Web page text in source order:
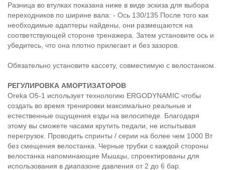
Разница во втулках показана ниже в виде эскиза для выбора
переходников по ширине вала: - Ось 130/135 После того как
необходимые адаптеры найдены, они размещаются на
соответствующей стороне тренажера. Затем установите ось и
убедитесь, что она плотно прилегает и без зазоров.
Обязательно установите кассету, совместимую с велостанком.
РЕГУЛИРОВКА АМОРТИЗАТОРОВ
Oreka O5-1 использует технологию ERGODYNAMIC чтобы
создать во время тренировки максимально реальные и
естественные ощущения езды на велосипеде. Благодаря
этому вы сможете часами крутить педали, не испытывая
перегрузок. Проводить спринты / серии на более чем 1000 Вт
без смещения велостанка. Черные трубки с каждой стороны
велостанка напоминающие Мышцы, спроектированы для
использования в диапазоне давления от 2 до 6 бар.